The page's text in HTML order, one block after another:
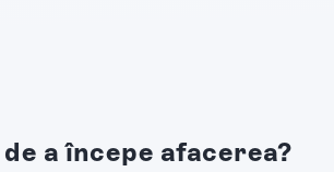
a începe afacerea?